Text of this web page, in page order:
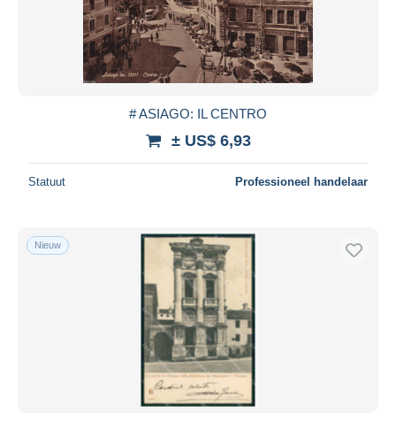
# ASIAGO: IL CENTRO
± US$ 6,93
Statuut Professioneel handelaar
Nieuw